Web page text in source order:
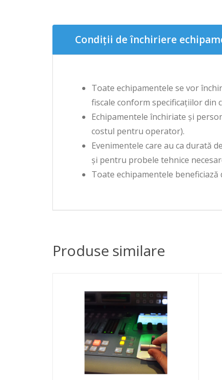
Condiții de închiriere
Toate echipamentele se vor
fiscale conform specificațiilor din
Echipamentele închiriate și
costul pentru operator).
Evenimentele care au ca durată
și pentru probele tehnice
Toate echipamentele
Produse similare